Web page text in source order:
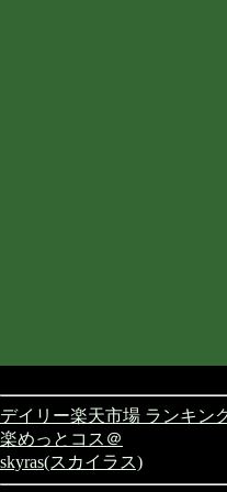
デイリー楽天市場 ランキン
楽めっとコス＠
skyras(スカイラス)